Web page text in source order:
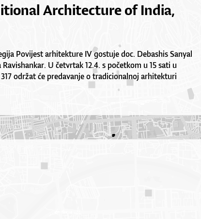
Architecture of India,
Povijest arhitekture IV gostuje doc. Debashis Sanyal
Ravishankar. U četvrtak 12.4. s početkom u 15 sati u
održat će predavanje o tradicionalnoj arhitekturi